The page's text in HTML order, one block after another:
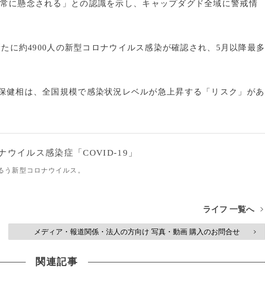
に懸念される」との認識を示し、キャップダグド全域に警戒情
に約4900人の新型コロナウイルス感染が確認され、5月以降最多
健相は、全国規模で感染状況レベルが急上昇する「リスク」があ
ウイルス感染症「COVID-19」
う新型コロナウイルス。
ライフ 一覧へ >
メディア・報道関係・法人の方向け 写真・動画 購入のお問合せ >
関連記事